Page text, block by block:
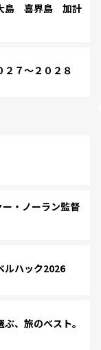
島 喜界島 加計
７～２０２８
・ノーラン監督
ハック2026
、旅のベスト。